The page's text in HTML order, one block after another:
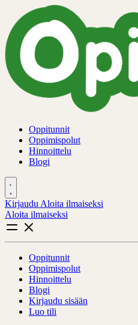
Oppitunnit
Oppimispolut
Hinnoittelu
Blogi
Kirjaudu Aloita ilmaiseksi
Aloita ilmaiseksi
Oppitunnit
Oppimispolut
Hinnoittelu
Blogi
Kirjaudu sisään
Luo tili